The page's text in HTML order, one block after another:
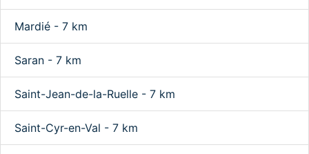
Mardié - 7 km
Saran - 7 km
Saint-Jean-de-la-Ruelle - 7 km
Saint-Cyr-en-Val - 7 km